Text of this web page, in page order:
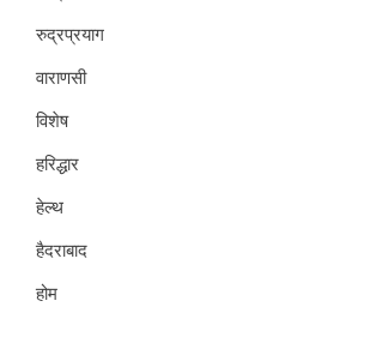
रुद्रप्रयाग
वाराणसी
विशेष
हरिद्धार
हेल्थ
हैदराबाद
होम